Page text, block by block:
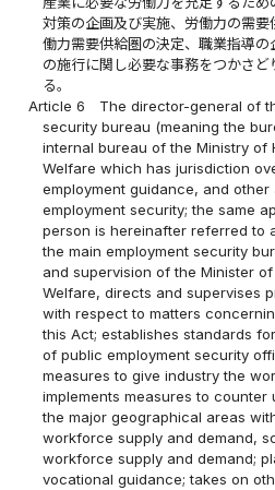
対策の企画及び実施、労働力の需
働力需要供給圏の決定、職業指導
の施行に関し必要な事務をつかさ
る。
Article 6
The director-general of
security bureau (meaning the
internal bureau of the Ministry of
Welfare which has jurisdiction
employment guidance, and
employment security; the same
person is hereinafter referred to
the main employment security
and supervision of the Minister
Welfare, directs and supervises
with respect to matters
this Act; establishes standards
of public employment security
measures to give industry the
implements measures to counter
the major geographical areas
workforce supply and demand,
workforce supply and demand;
vocational guidance; takes on